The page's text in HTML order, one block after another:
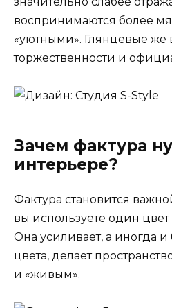
воспринимаются более
«уютными». Глянцевые
торжественности и
Зачем фактура
интерьере?
Фактура становится
вы используете один цвет
Она усиливает, а иногда и
цвета, делает
и «живым».